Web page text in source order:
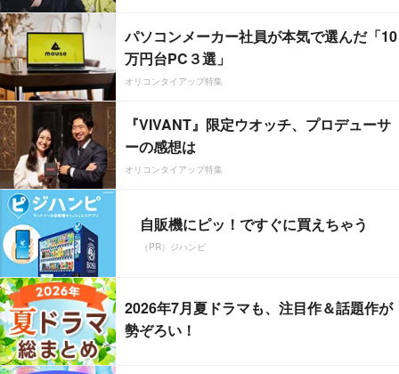
パソコンメーカー社員が本気で選んだ「10
万円台PC３選」
オリコンタイアップ特集
『VIVANT』限定ウオッチ、プロデューサ
ーの感想は
オリコンタイアップ特集
自販機にピッ！ですぐに買えちゃう
（PR）ジハンピ
2026年7月夏ドラマも、注目作＆話題作が
勢ぞろい！